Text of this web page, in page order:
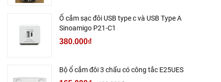
Ổ cắm sạc đôi USB type c và USB Type A
Sinoamigo P21-C1
380.000₫
Bộ ổ cắm đôi 3 chấu có công tắc E25UES